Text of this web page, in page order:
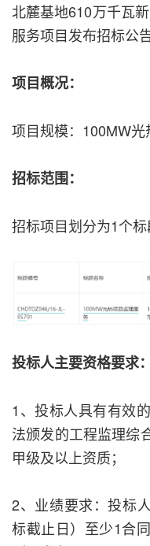
北麓基地610万千瓦
服务项目发布招标公告
项目概况：
项目规模：100MW光
招标范围：
招标项目划分为1个
投标人主要资格要求：
1、投标人具有有效
法颁发的工程监理综
甲级及以上资质；
2、业绩要求：投标
标截止日）至少1合